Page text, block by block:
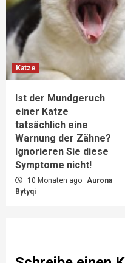
Katze
Ist der Mundgeruch
einer Katze
tatsächlich eine
Warnung der Zähne?
Ignorieren Sie diese
Symptome nicht!
10 Monaten ago Aurona
Bytyqi